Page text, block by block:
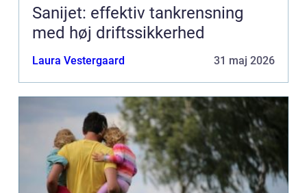
Sanijet: effektiv tankrensning
med høj driftssikkerhed
Laura Vestergaard 31 maj 2026